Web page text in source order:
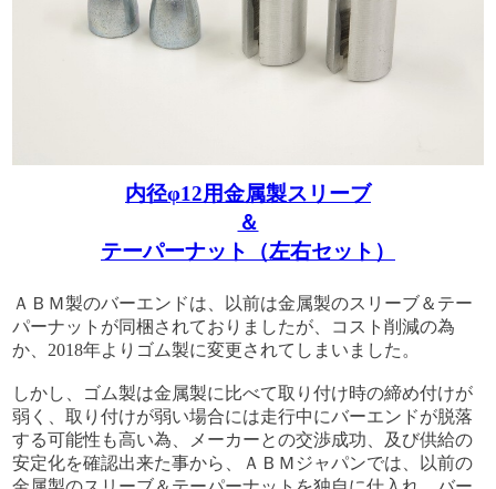
内径φ12用金属製スリーブ
＆
テーパーナット（左右セット）
ＡＢＭ製のバーエンドは、以前は金属製のスリーブ＆テー
パーナットが同梱されておりましたが、コスト削減の為
か、2018年よりゴム製に変更されてしまいました。
しかし、ゴム製は金属製に比べて取り付け時の締め付けが
弱く、取り付けが弱い場合には走行中にバーエンドが脱落
する可能性も高い為、メーカーとの交渉成功、及び供給の
安定化を確認出来た事から、ＡＢＭジャパンでは、以前の